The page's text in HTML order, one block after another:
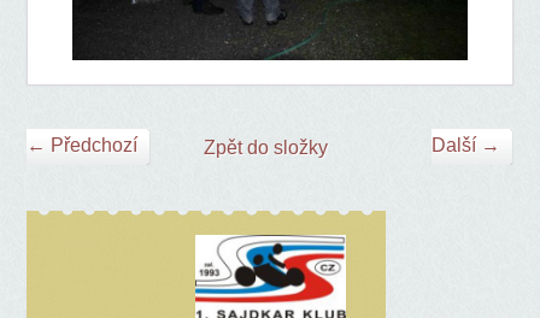
← Předchozí Další →
Zpět do složky